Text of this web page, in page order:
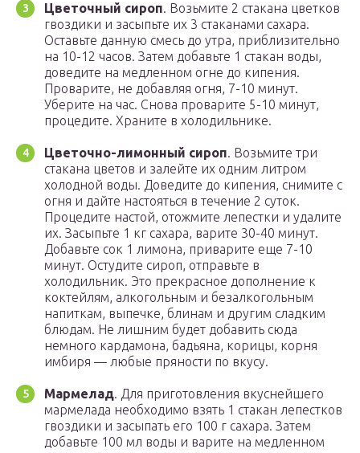
Цветочный сироп. Возьмите 2 стакана цветков
гвоздики и засыпьте их 3 стаканами сахара.
Оставьте данную смесь до утра, приблизительно
на 10-12 часов. Затем добавьте 1 стакан воды,
доведите на медленном огне до кипения.
Проварите, не добавляя огня, 7-10 минут.
Уберите на час. Снова проварите 5-10 минут,
процедите. Храните в холодильнике.
Цветочно-лимонный сироп. Возьмите три
стакана цветов и залейте их одним литром
холодной воды. Доведите до кипения, снимите с
огня и дайте настояться в течение 2 суток.
Процедите настой, отожмите лепестки и удалите
их. Засыпьте 1 кг сахара, варите 30-40 минут.
Добавьте сок 1 лимона, приварите еще 7-10
минут. Остудите сироп, отправьте в
холодильник. Это прекрасное дополнение к
коктейлям, алкогольным и безалкогольным
напиткам, выпечке, блинам и другим сладким
блюдам. Не лишним будет добавить сюда
немного кардамона, бадьяна, корицы, корня
имбиря — любые пряности по вкусу.
Мармелад. Для приготовления вкуснейшего
мармелада необходимо взять 1 стакан лепестков
гвоздики и засыпать его 100 г сахара. Затем
добавьте 100 мл воды и варите на медленном